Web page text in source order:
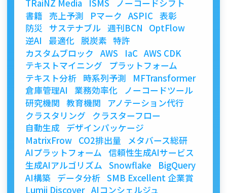
TRaiNZ Media
ISMS
ノーコードシフト
書籍
売上予測 Pマーク ASPIC 表彰
防災 サステナブル 週刊BCN
OptFlow
逆AI
最適化 脱炭素 特許
カスタムブロック
AWS IaC AWS CDK
テキストマイニング
プラットフォーム
テキスト分析 時系列予測
MFTransformer
倉庫管理AI
業務効率化
ノーコードツール
研究機関 教育機関
アノテーション代行
クラスタリング
クラスターフロー
自動生成
デザインパッケージ
MatrixFrow CO2排出量
メタバース総研
AIプラットフォーム 信頼性生成AIサービス
生成AIアルゴリズム Snowflake
BigQuery
AI構築
データ分析 SMB Excellent 企業賞
Lumii Discover AIコンシェルジュ